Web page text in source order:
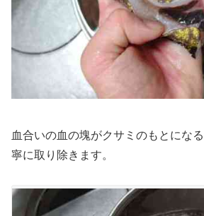
血合いの血の塊がクサミのもとにな
寧に取り除きます。